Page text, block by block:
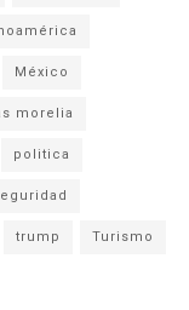
México
morelia
politica
trump Turismo